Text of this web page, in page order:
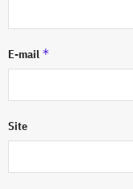
E-mail *
Site